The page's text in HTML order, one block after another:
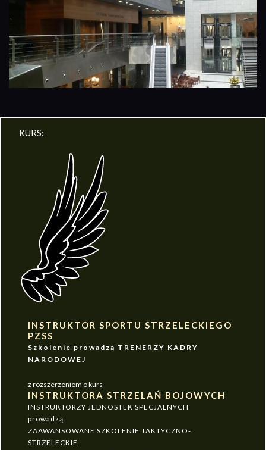
KURS:
INSTRUKTOR SPORTU STRZELECKIEGO
PZSS
Szkolenie prowadzą TRENERZY KADRY
NARODOWEJ
z rozszerzeniem o kurs
INSTRUKTORA STRZELAŃ BOJOWYCH
INSTRUKTORZY JEDNOSTEK SPECJALNYCH
prowadzą
ZAAWANSOWANE SZKOLENIE TAKTYCZNO-
STRZELECKIE